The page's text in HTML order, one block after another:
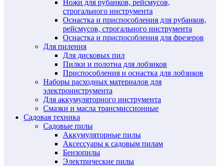
Ножи для рубанков, рейсмусов,
строгального инструмента
Оснастка и приспособления для рубанков,
рейсмусов, строгального инструмента
Оснастка и приспособления для фрезеров
Для пиления
Для дисковых пил
Пилки и полотна для лобзиков
Приспособления и оснастка для лобзиков
Наборы расходных материалов для
электроинструмента
Для аккумуляторного инструмента
Смазки и масла трансмиссионные
Садовая техника
Садовые пилы
Аккумуляторные пилы
Аксессуары к садовым пилам
Бензопилы
Электрические пилы